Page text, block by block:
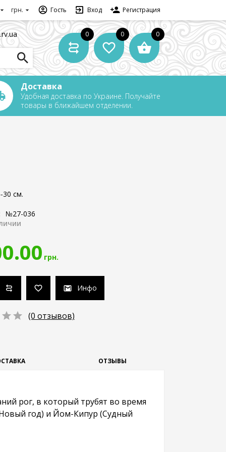
Гость Вход Регистрация
грн.
0 0 0
Доставка
Удобная доставка по Украине. Получайте
товары в ближайшем отделении.
30 см.
№27-036
грн.
Инфо
(0 отзывов)
ОТЗЫВЫ
рог, в который трубят во время
год) и Йом-Кипур (Судный